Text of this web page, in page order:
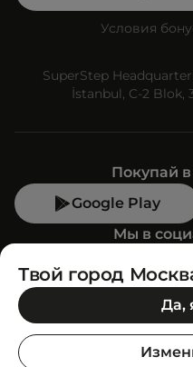
Условия
SuperStep
İstanbul, C-2 Blok,
Покупай
Google Play
Мы в
+7
C
Твой город
Да,